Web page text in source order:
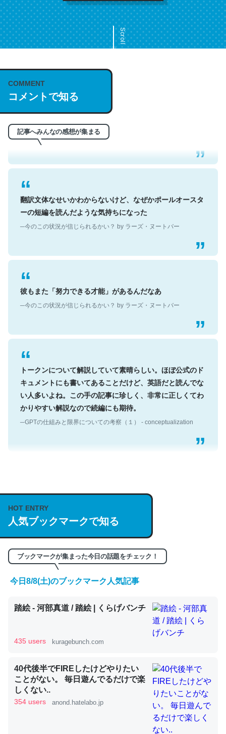
Scroll
COMMENT
コメントで知る
記事へみんなの感想が集まる
これは名文。彼はとてもクレバーなんだろうなと凄く思
う。英語少しでも読める人は原文もお勧め。自分はこの流
れ好き。Let’s Fucking Go. Then Covid hit. Shit.
─今のこの状況が信じられるかい？ by ラーズ・ヌートバー
翻訳文体なせいかわからないけど、なぜかポールオースタ
ーの短編を読んだような気持ちになった
─今のこの状況が信じられるかい？ by ラーズ・ヌートバー
彼もまた「努力できる才能」があるんだなあ
─今のこの状況が信じられるかい？ by ラーズ・ヌートバー
トークンについて解説していて素晴らしい。ほぼ公式のド
キュメントにも書いてあることだけど、英語だと読んでな
い人多いよね。この手の記事に珍しく、非常に正しくてわ
かりやすい解説なので続編にも期待。
─GPTの仕組みと限界についての考察（１） - conceptualization
説してる記事が少ないので貴重な良記事。/続編来た
https://isobe324649.hatenablog.com/entry/2023/03/27
/064121
─GPTの仕組みと限界についての考察（１） - conceptualization
くらい。小説でいう「ずっと前の伏線」は回収されないけ
ど、短期記憶というには多い分量。進化すればするほど分
かりやすく強くなりそう
昆虫ってカルシウム少ないのか。知らんかった。調べたら
コオロギのカルシウム分はエビの600分の1程度。
HOT ENTRY
人気ブックマークで知る
ブックマークが集まった今日の話題をチェック！
今日8/8(土)のブックマーク人気記事
踏絵 - 河部真道 / 踏絵 | くらげバンチ
435 users kuragebunch.com
40代後半でFIREしたけどやりたい
ことがない。 毎日遊んでるだけで楽
しくない..
354 users anond.hatelabo.jp